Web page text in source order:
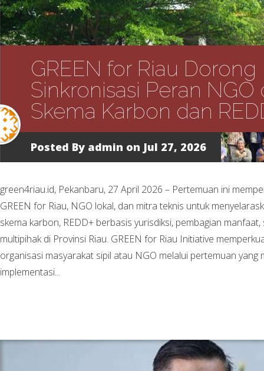
GREEN for Riau Dorong
Sinkronisasi Peran NGO
Skema Karbon dan
Posted By admin on Jul 27, 2026
green4riau.id, Pekanbaru, 27 April 2026 – Pertemuan ini
GREEN for Riau, NGO lokal, dan mitra teknis untuk
skema karbon, REDD+ berbasis yurisdiksi, pembagian
multipihak di Provinsi Riau. GREEN for Riau Initiative
organisasi masyarakat sipil atau NGO melalui pertemuan yang
implementasi...